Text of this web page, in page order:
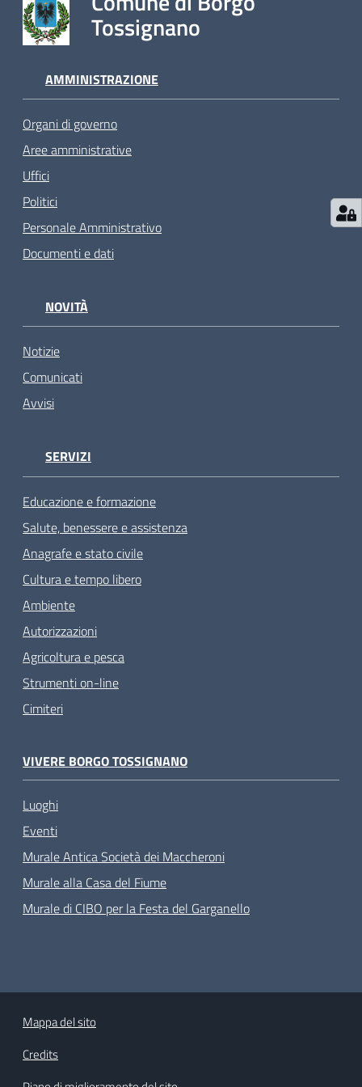
Tossignano
AMMINISTRAZIONE
Organi di governo
Aree amministrative
Uffici
Politici
Personale Amministrativo
Documenti e dati
NOVITÀ
Notizie
Comunicati
Avvisi
SERVIZI
Educazione e formazione
Salute, benessere e assistenza
Anagrafe e stato civile
Cultura e tempo libero
Ambiente
Autorizzazioni
Agricoltura e pesca
Strumenti on-line
Cimiteri
VIVERE BORGO TOSSIGNANO
Luoghi
Eventi
Murale Antica Società dei Maccheroni
Murale alla Casa del Fiume
Murale di CIBO per la Festa del Garganello
Mappa del sito
Credits